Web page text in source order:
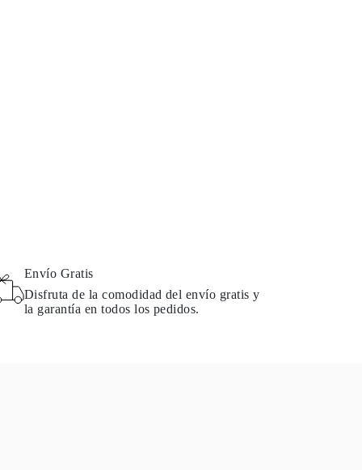
Envío Gratis
Disfruta de la comodidad del envío gratis y
la garantía en todos los pedidos.